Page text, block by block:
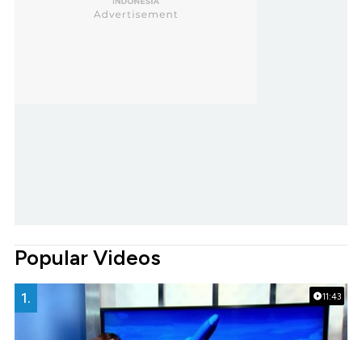
Popular Videos
11:43
1.